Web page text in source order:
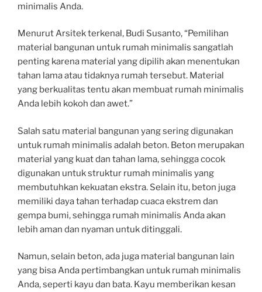
minimalis Anda.
Menurut Arsitek terkenal, Budi Susanto, “Pemilihan
material bangunan untuk rumah minimalis sangatlah
penting karena material yang dipilih akan menentukan
tahan lama atau tidaknya rumah tersebut. Material
yang berkualitas tentu akan membuat rumah minimalis
Anda lebih kokoh dan awet.”
Salah satu material bangunan yang sering digunakan
untuk rumah minimalis adalah beton. Beton merupakan
material yang kuat dan tahan lama, sehingga cocok
digunakan untuk struktur rumah minimalis yang
membutuhkan kekuatan ekstra. Selain itu, beton juga
memiliki daya tahan terhadap cuaca ekstrem dan
gempa bumi, sehingga rumah minimalis Anda akan
lebih aman dan nyaman untuk ditinggali.
Namun, selain beton, ada juga material bangunan lain
yang bisa Anda pertimbangkan untuk rumah minimalis
Anda, seperti kayu dan bata. Kayu memberikan kesan